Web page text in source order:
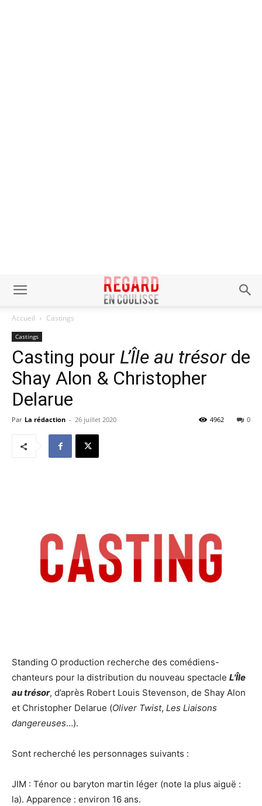
Accueil Castings
Castings
Casting pour L’Île au trésorde
Shay Alon & Christopher
Delarue
Par La rédaction - 26 juillet 2020 0
4962
Standing O production recherche des comédiens-
chanteurs pour la distribution du nouveau spectacle L'Île
au trésor, d’après Robert Louis Stevenson, de Shay Alon
et Christopher Delarue (Oliver Twist, Les Liaisons
dangereuses…).
Sont recherché les personnages suivants :
JIM : Ténor ou baryton martin léger (note la plus aiguë :
la). Apparence : environ 16 ans.